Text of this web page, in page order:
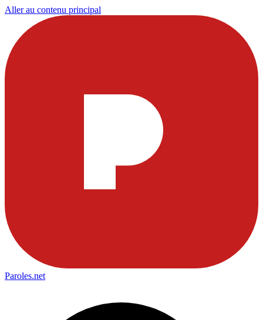
Aller au contenu principal
Paroles.net